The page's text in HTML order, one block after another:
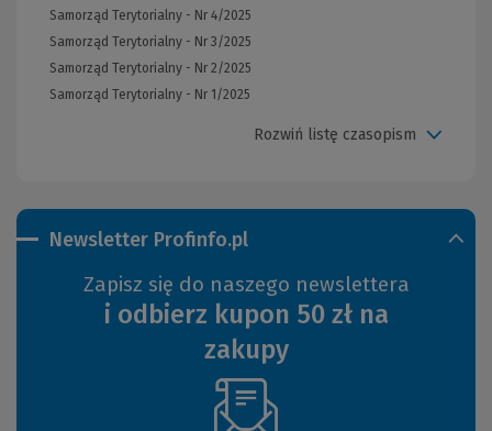
Newsletter Profinfo.pl
Zapisz się do naszego newslettera
i odbierz kupon 50 zł na
zakupy
(Nowe
Samorząd Terytorialny - Nr 4/2025
Samorząd Terytorialny - Nr 3/2025
Samorząd Terytorialny - Nr 2/2025
Samorząd Terytorialny - Nr 1/2025
Rozwiń listę czasopism